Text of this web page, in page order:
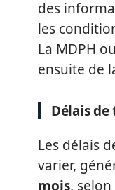
des
les
La MDPH
ensuite de
Délais
Les délais
varier,
mois,